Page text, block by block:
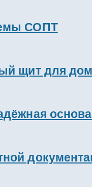
СОПТ
щит для